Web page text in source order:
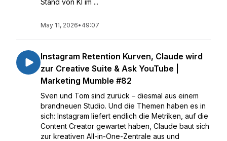
Stand von KI im ...
May 11, 2026• 49:07
Instagram Retention Kurven, Claude wird
zur Creative Suite & Ask YouTube |
Marketing Mumble #82
Sven und Tom sind zurück – diesmal aus einem
brandneuen Studio. Und die Themen haben es in
sich: Instagram liefert endlich die Metriken, auf die
Content Creator gewartet haben, Claude baut sich
zur kreativen All-in-One-Zentrale aus und